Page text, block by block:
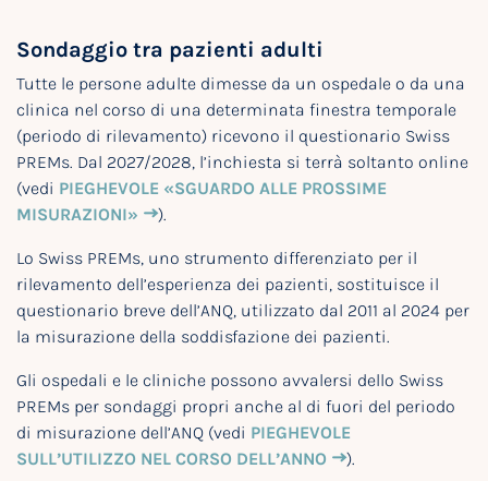
Sondaggio tra pazienti adulti
Tutte le persone adulte dimesse da un ospedale o da una
clinica nel corso di una determinata finestra temporale
(periodo di rilevamento) ricevono il questionario Swiss
PREMs. Dal 2027/2028, l’inchiesta si terrà soltanto online
(vedi PIEGHEVOLE «SGUARDO ALLE PROSSIME
MISURAZIONI»
).
Lo Swiss PREMs, uno strumento differenziato per il
rilevamento dell’esperienza dei pazienti, sostituisce il
questionario breve dell’ANQ, utilizzato dal 2011 al 2024 per
la misurazione della soddisfazione dei pazienti.
Gli ospedali e le cliniche possono avvalersi dello Swiss
PREMs per sondaggi propri anche al di fuori del periodo
di misurazione dell’ANQ (vedi PIEGHEVOLE
SULL’UTILIZZO NEL CORSO DELL’ANNO
).